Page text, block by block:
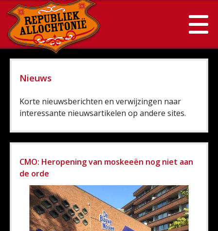
Nieuws
Korte nieuwsberichten en verwijzingen naar
interessante nieuwsartikelen op andere sites.
CMO: Heropening van moskeeën nog niet aan
de orde